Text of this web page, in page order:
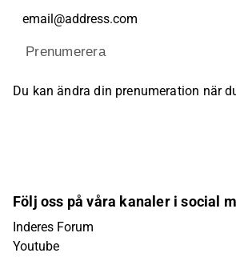
Prenumerera
Du kan ändra din prenumeration när
Följ oss på våra kanaler i social
Inderes Forum
Youtube